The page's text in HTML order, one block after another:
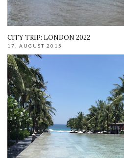
CITY TRIP: LONDON 2022
17. AUGUST 2015